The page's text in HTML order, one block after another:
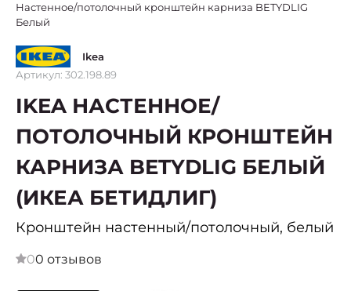
Настенное/потолочный кронштейн карниза BETYDLIG
Белый
Ikea
Артикул: 302.198.89
IKEA НАСТЕННОЕ/
ПОТОЛОЧНЫЙ КРОНШТЕЙН
КАРНИЗА BETYDLIG БЕЛЫЙ
(ИКЕА БЕТИДЛИГ)
Кронштейн настенный/потолочный, белый
00 отзывов